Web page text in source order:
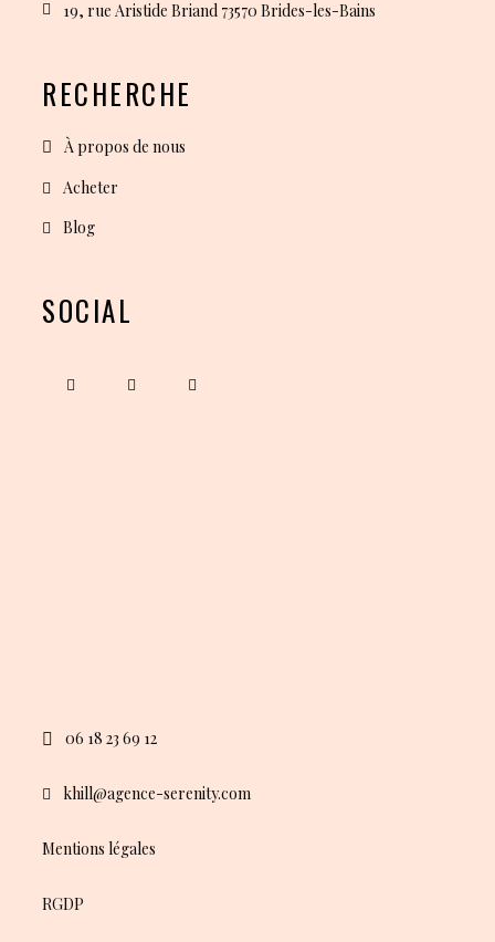
19, rue Aristide Briand 73570 Brides-les-Bains
RECHERCHE
À propos de nous
Acheter
Blog
SOCIAL
06 18 23 69 12
khill@agence-serenity.com
Mentions légales
RGDP